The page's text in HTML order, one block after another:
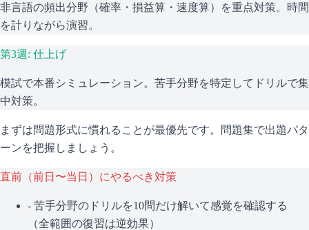
非言語の頻出分野（確率・損益算・速度算）を重点対策。時間
を計りながら演習。
第3週: 仕上げ
模試で本番シミュレーション。苦手分野を特定してドリルで集
中対策。
まずは問題形式に慣れることが最優先です。問題集で出題パタ
ーンを把握しましょう。
直前（前日〜当日）にやるべき対策
- 苦手分野のドリルを10問だけ解いて感覚を確認する
（全範囲の復習は逆効果）